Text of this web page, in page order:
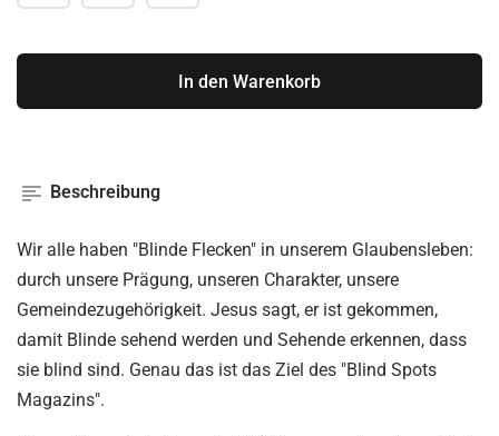
In den Warenkorb
Beschreibung
Wir alle haben "Blinde Flecken" in unserem Glaubensleben:
durch unsere Prägung, unseren Charakter, unsere
Gemeindezugehörigkeit. Jesus sagt, er ist gekommen,
damit Blinde sehend werden und Sehende erkennen, dass
sie blind sind. Genau das ist das Ziel des "Blind Spots
Magazins".